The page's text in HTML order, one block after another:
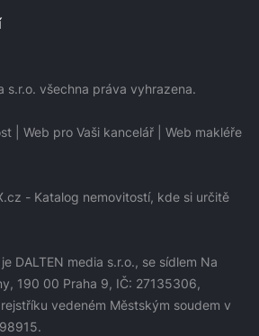
s.r.o. všechna práva vyhrazena.
Web pro Vaši kancelář
Web makléře
- Katalog nemovitostí, kde si určitě
DALTEN media s.r.o., se sídlem Na
190 00 Praha 9, IČ: 27135306,
vedeném Městským soudem v